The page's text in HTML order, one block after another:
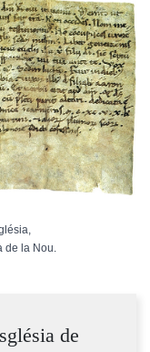
de la Nou.
de